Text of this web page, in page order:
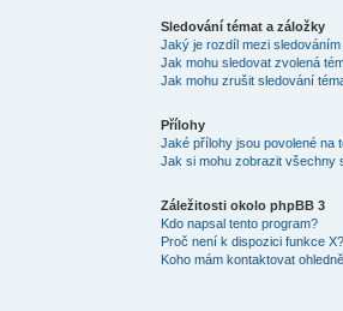
Sledování témat a záložky
Jaký je rozdíl mezi
Jak mohu sledovat zvolená
Jak mohu zrušit sledování
Přílohy
Jaké přílohy jsou povolené na
Jak si mohu zobrazit všechny
Záležitosti okolo phpBB 3
Kdo napsal tento program?
Proč není k dispozici funkce X?
Koho mám kontaktovat